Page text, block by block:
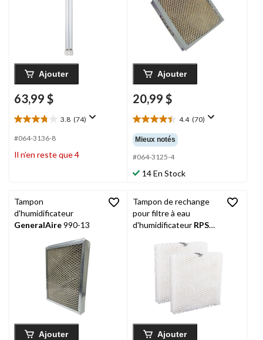
Ajouter
63,99 $
3.8 (74)
3.8
étoile(s)
5.
#064-3136-8
Il n’en reste que 4
Ajouter
20,99 $
4.4 (70)
4.4
étoile(s)
sur
5.
70
évaluations
Mieux notés
#064-3125-4
14 En Stock
Tampon
d'humidificateur
GeneralAire990-13
Ajouter
Tampon de rechange
pour filtre à eau
d'humidificateur RPS
HC22P/Aprilaire 10,
Ajouter